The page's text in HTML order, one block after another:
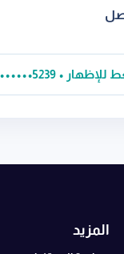
• اضغط للإظهار
المزيد